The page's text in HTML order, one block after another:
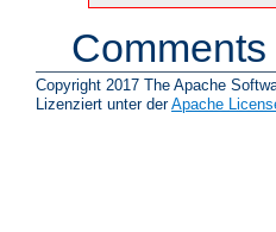
Copyright 2017 The Apache
Lizenziert unter derApache